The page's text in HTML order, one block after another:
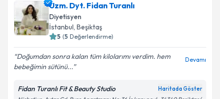
Uzm. Dyt. Fidan Turanlı
Diyetisyen
İstanbul, Beşiktaş
5 (5 Değerlendirme)
Doğumdan sonra kalan tüm kilolarımı verdim. hem
bebeğimin sütünü...
Devamı
Fidan Turanlı Fit & Beauty Studio Haritada Göster